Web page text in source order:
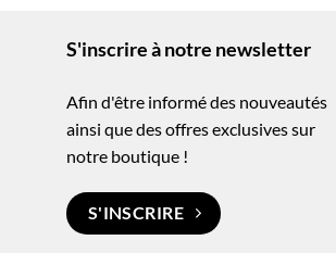
S'inscrire à notre newsletter
Afin d'être informé des nouveautés
ainsi que des offres exclusives sur
notre boutique !
S'INSCRIRE